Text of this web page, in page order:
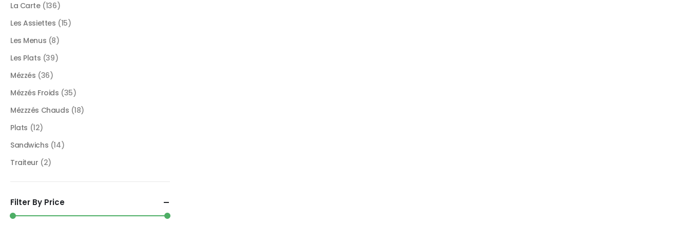
La Carte (136)
Les Assiettes (15)
Les Menus (8)
Les Plats (39)
Mézzés (36)
Mézzés Froids (35)
Mézzzés Chauds (18)
Plats (12)
Sandwichs (14)
Traiteur (2)
Filter By Price